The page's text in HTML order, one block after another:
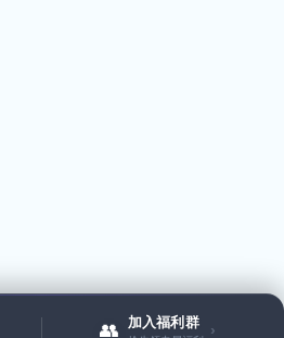
👥 加入福利群 ›